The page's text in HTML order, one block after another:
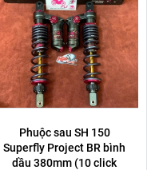
Phuộc sau SH 150
Superfly Project BR bình
dầu 380mm (10 click